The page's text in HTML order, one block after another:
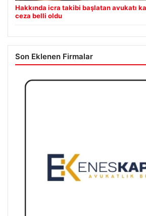
Hakkında icra takibi başlatan avukatı
ceza belli oldu
Son Eklenen Firmalar